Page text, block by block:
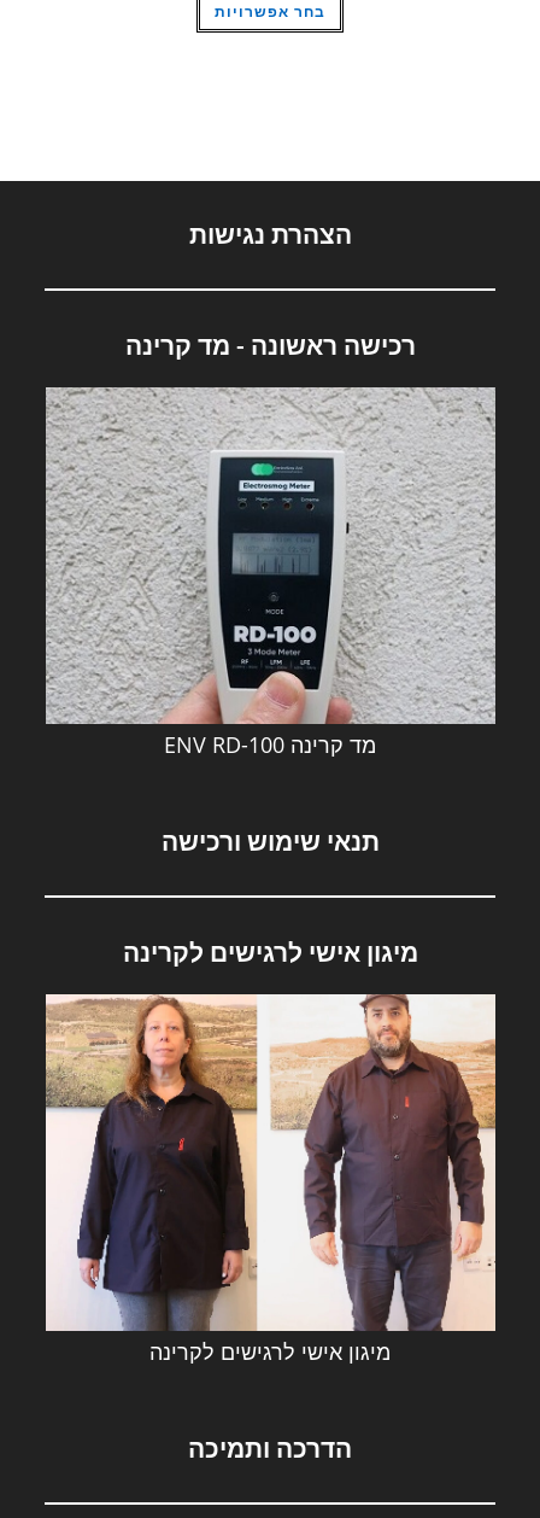
בחר אפשרויות זה
יש
הצהרת נגישות
רכישה ראשונה - מד קרינה
תנאי שימוש ורכישה
מיגון אישי לרגישים לקרינה
מיגון אישי לרגישים לקרינה
הדרכה ותמיכה